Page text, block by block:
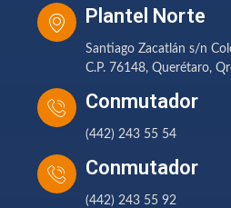
Plantel Norte
Santiago Zacatlán s/n
C.P. 76148, Querétaro,
Conmutador
(442) 243 55 54
Conmutador
(442) 243 55 92